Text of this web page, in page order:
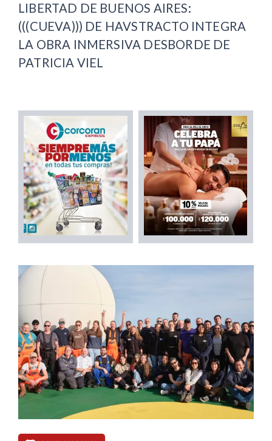
LIBERTAD DE BUENOS AIRES:
(((CUEVA))) DE HAVSTRACTO INTEGRA
LA OBRA INMERSIVA DESBORDE DE
PATRICIA VIEL